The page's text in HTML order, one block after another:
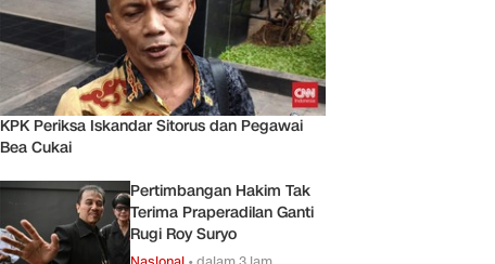
KPK Periksa Iskandar Sitorus dan Pegawai
Bea Cukai
Pertimbangan Hakim Tak
Terima Praperadilan Ganti
Rugi Roy Suryo